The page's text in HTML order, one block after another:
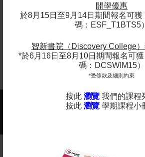
開學優惠
於8月15日至9月14日期間報名可獲
碼：ESF_T1BTS5）
智新書院（Discovery College
*於6月16日至8月10日期間報名可
碼：DCSWIM15）
*受條款及細則約束
按此 瀏覽 我們的課程
按此 瀏覽 學期課程小
- Parent, South Island School
2025-2026年度課程現正接受報名 -